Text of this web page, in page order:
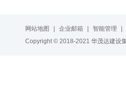
网站地图 | 企业邮箱 | 智能管理 |
Copyright © 2018-2021 华茂达建设